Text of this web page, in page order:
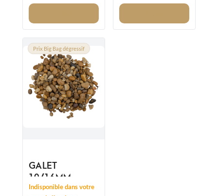
Prix Big Bag dégressif
GALET
10/16MM
BELLEGARDE
Indisponible dans votre